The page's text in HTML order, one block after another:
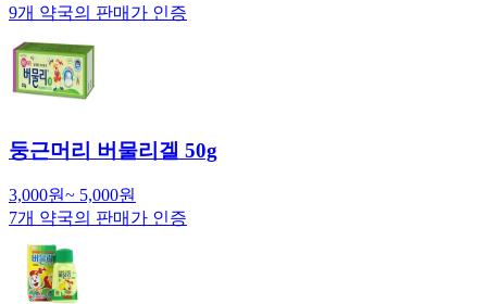
9개 약국의 판매가 인증
둥근머리 버물리겔 50g
3,000원~ 5,000원
7개 약국의 판매가 인증